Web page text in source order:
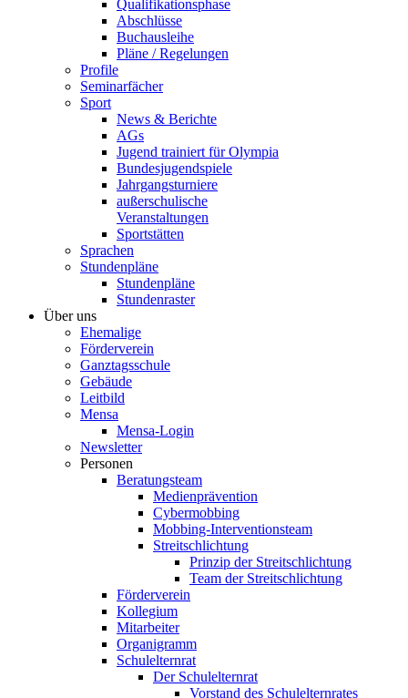
Qualifikationsphase
Abschlüsse
Buchausleihe
Pläne / Regelungen
Profile
Seminarfächer
Sport
News & Berichte
AGs
Jugend trainiert für Olympia
Bundesjugendspiele
Jahrgangsturniere
außerschulische
Veranstaltungen
Sportstätten
Sprachen
Stundenpläne
Stundenpläne
Stundenraster
Über uns
Ehemalige
Förderverein
Ganztagsschule
Gebäude
Leitbild
Mensa
Mensa-Login
Newsletter
Personen
Beratungsteam
Medienprävention
Cybermobbing
Mobbing-Interventionsteam
Streitschlichtung
Prinzip der Streitschlichtung
Team der Streitschlichtung
Förderverein
Kollegium
Mitarbeiter
Organigramm
Schulelternrat
Der Schulelternrat
Vorstand des Schulelternrates